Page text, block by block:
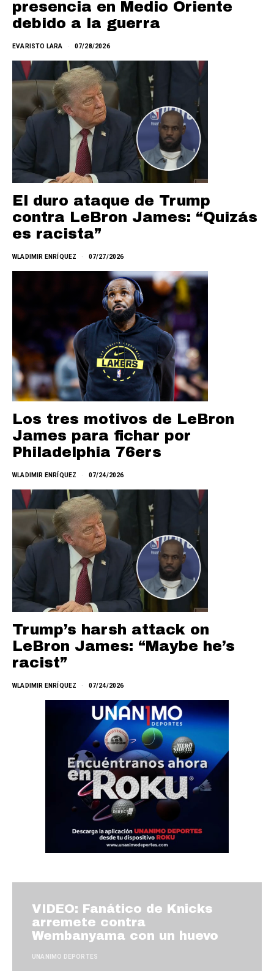
presencia en Medio Oriente
debido a la guerra
EVARISTO LARA 07/28/2026
El duro ataque de Trump
contra LeBron James: “Quizás
es racista”
WLADIMIR ENRÍQUEZ 07/27/2026
Los tres motivos de LeBron
James para fichar por
Philadelphia 76ers
WLADIMIR ENRÍQUEZ 07/24/2026
Trump’s harsh attack on
LeBron James: “Maybe he’s
racist”
WLADIMIR ENRÍQUEZ 07/24/2026
VIDEO: Fanático de Knicks
arremete contra
Wembanyama con un huevo
UNANIMO DEPORTES